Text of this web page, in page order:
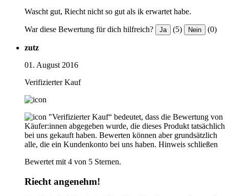
Wascht gut, Riecht nicht so gut als ik erwartet habe.
War diese Bewertung für dich hilfreich? Ja (5) Nein (0)
zutz
01. August 2016
Verifizierter Kauf
"Verifizierter Kauf“ bedeutet, dass die Bewertung von
Käufer:innen abgegeben wurde, die dieses Produkt tatsächlich
bei uns gekauft haben. Bewerten können aber grundsätzlich
alle, die ein Kundenkonto bei uns haben. Hinweis schließen
Bewertet mit 4 von 5 Sternen.
Riecht angenehm!